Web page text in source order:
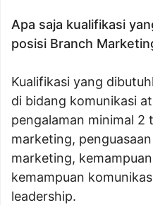
Apa saja kualifikasi
posisi Branch
Kualifikasi yang
di bidang komunikasi
pengalaman minimal 2
marketing,
marketing,
kemampuan
leadership.